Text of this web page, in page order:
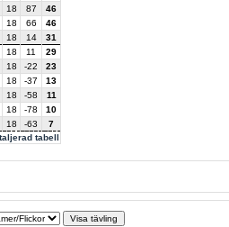
tabell
18 87
46
18 66
46
18 14
31
18 11
29
18 -22
23
18 -37
13
18 -58
11
18 -78
10
18 -63 7